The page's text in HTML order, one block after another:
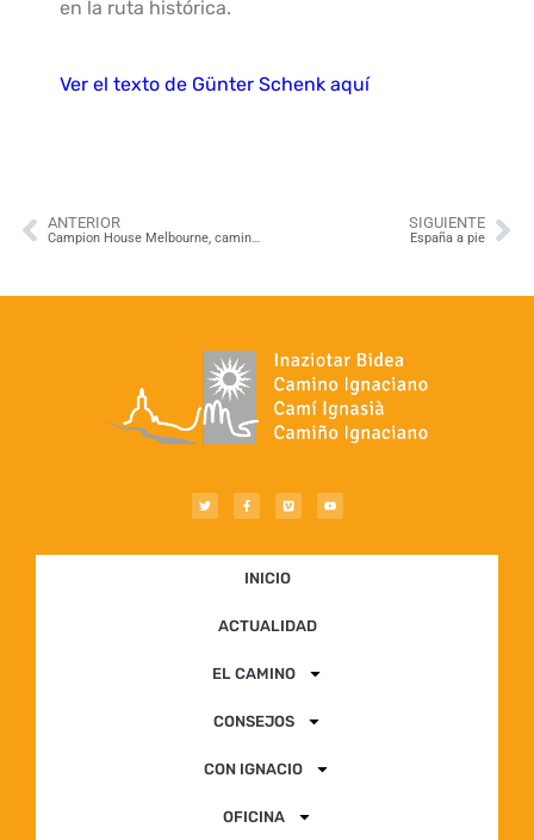
en la ruta histórica.
Ver el texto de Günter Schenk aquí
ANTERIOR
Campion House Melbourne, caminando con san Ignacio
SIGUIENTE
España a pie
INICIO
ACTUALIDAD
EL CAMINO
CONSEJOS
CON IGNACIO
OFICINA